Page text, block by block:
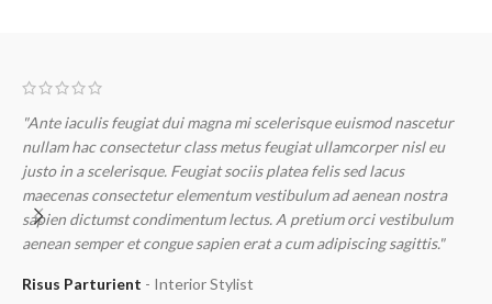
"Ante iaculis feugiat dui magna mi scelerisque euismod nascetur
nullam hac consectetur class metus feugiat ullamcorper nisl eu
justo in a scelerisque. Feugiat sociis platea felis sed lacus
maecenas consectetur elementum vestibulum ad aenean nostra
sapien dictumst condimentum lectus. A pretium orci vestibulum
aenean semper et congue sapien erat a cum adipiscing sagittis."
Risus Parturient Interior Stylist